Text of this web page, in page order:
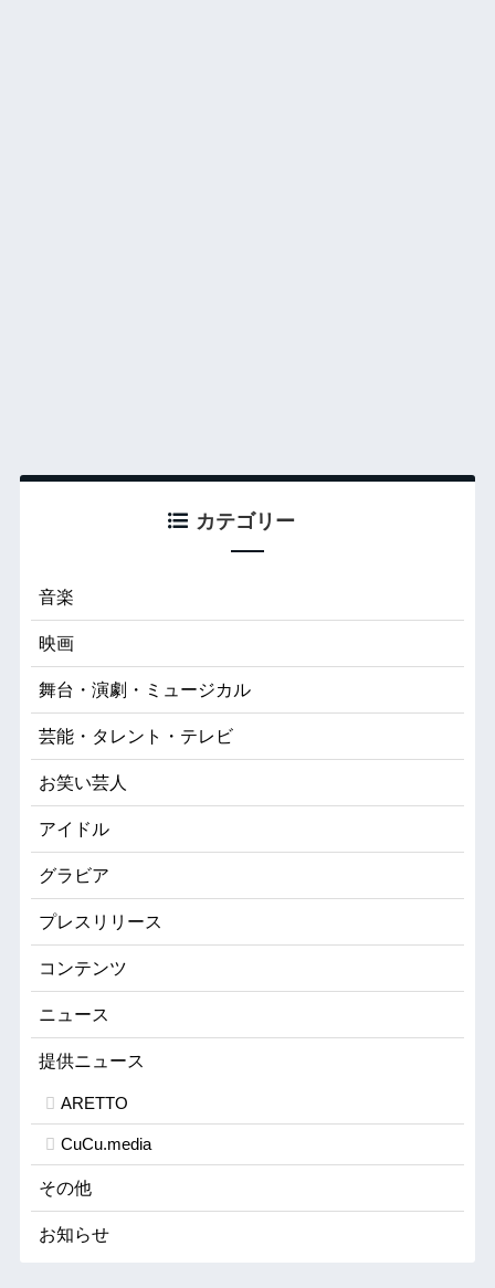
カテゴリー
音楽
映画
舞台・演劇・ミュージカル
芸能・タレント・テレビ
お笑い芸人
アイドル
グラビア
プレスリリース
コンテンツ
ニュース
提供ニュース
ARETTO
CuCu.media
その他
お知らせ